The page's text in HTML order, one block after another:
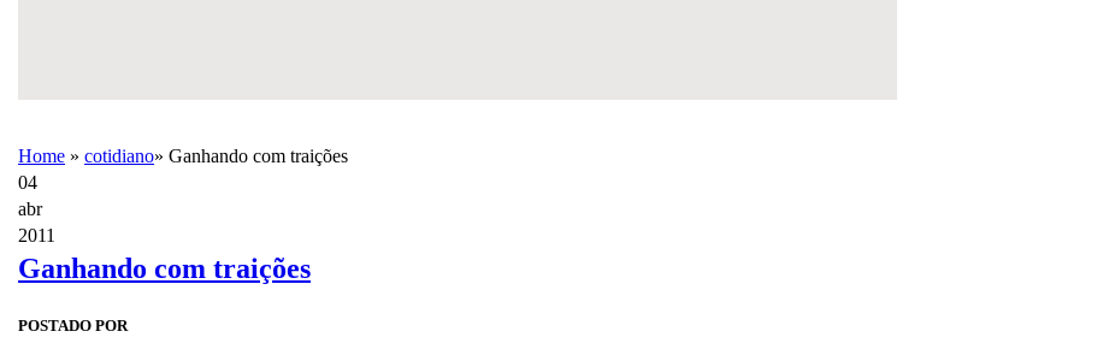
Home » cotidiano» Ganhando com traições
04
abr
2011
Ganhando com traições
POSTADO POR